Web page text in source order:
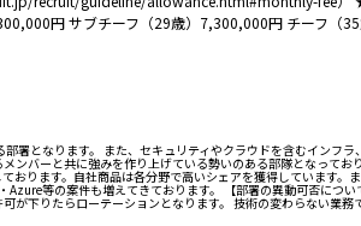
円 サブチーフ（29歳）7,300,000円 チーフ（
署となります。 また、セキュリティやクラウドを含むイン
バーと共に強みを作り上げている勢いのある部隊となって
ります。自社商品は各分野で高いシェアを獲得しています
等の案件も増えてきております。 【部署の異動可否に
下りたらローテーションとなります。 技術の変わらない業